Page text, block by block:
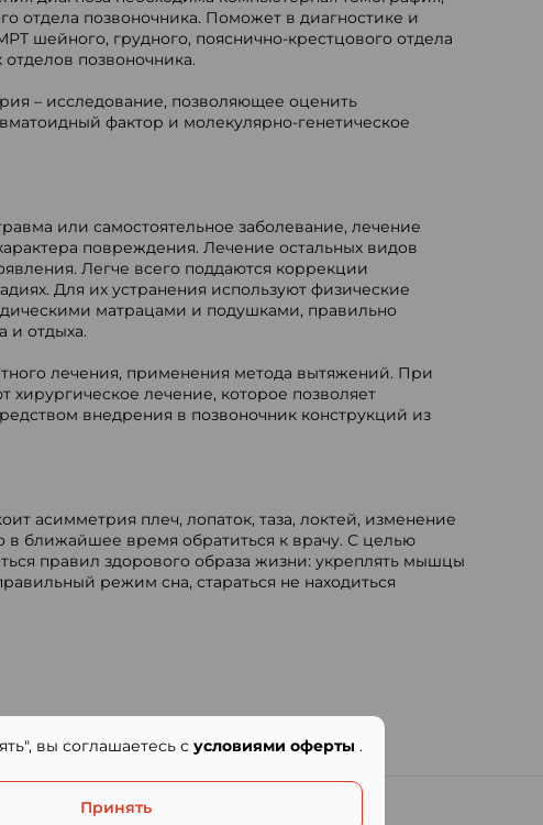
отдела позвоночника. Поможет в диагностике и
шейного, грудного, пояснично-крестцового отдела
позвоночника.
– исследование, позволяющее оценить
фактор и молекулярно-генетическое
или самостоятельное заболевание, лечение
повреждения. Лечение остальных видов
Легче всего поддаются коррекции
Для их устранения используют физические
матрацами и подушками, правильно
и отдыха.
лечения, применения метода вытяжений. При
хирургическое лечение, которое позволяет
внедрения в позвоночник конструкций из
асимметрия плеч, лопаток, таза, локтей, изменение
ближайшее время обратиться к врачу. С целью
правил здорового образа жизни: укреплять мышцы
режим сна, стараться не находиться
вы соглашаетесь с условиями оферты .
Принять